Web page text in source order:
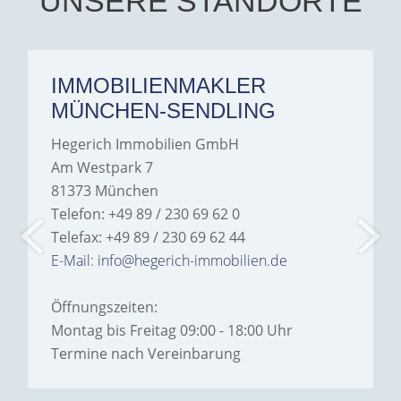
IMMOBILIENMAKLER
MÜNCHEN-SENDLING
Hegerich Immobilien GmbH
Am Westpark 7
81373 München
Telefon: +49 89 / 230 69 62 0
Telefax: +49 89 / 230 69 62 44
E-Mail: info@hegerich-immobilien.de
Öffnungszeiten:
Montag bis Freitag 09:00 - 18:00 Uhr
Termine nach Vereinbarung